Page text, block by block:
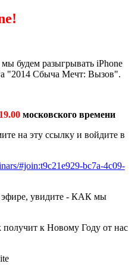
будем разыгрывать iPhone
"2014 Сбыча Мечт: Вызов".
московского времени
на эту ссылку и войдите в
#join:t9c21e929-bc7a-4c09-
увидите - КАК мы
получит к Новому Году от нас